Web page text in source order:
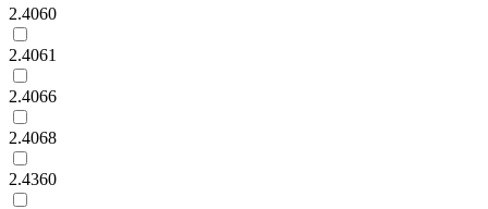
2.4060
2.4061
2.4066
2.4068
2.4360